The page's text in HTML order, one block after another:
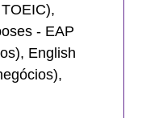
- EAP
English